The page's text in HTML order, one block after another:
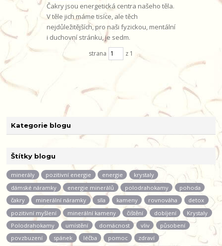
Kategorie blogu
Štítky blogu
minerály pozitivní energie energie
krystaly
dámské náramky
energie minerálů polodrahokamy
pohoda
čakry
minerální náramky síla kameny rovnováha
detox
pozitivní myšlení
minerální kameny čištění dobíjení
Krystaly
Polodrahokamy
umístění domácnost vliv
působení
povzbuzení
spánek léčba pomoc
zdraví
Čakry jsou energetická centra našeho těla.
V těle jich máme tisíce, ale těch
nejdůležitějších, pro naši fyzickou, mentální
i duchovní stránku, je sedm.
strana z 1